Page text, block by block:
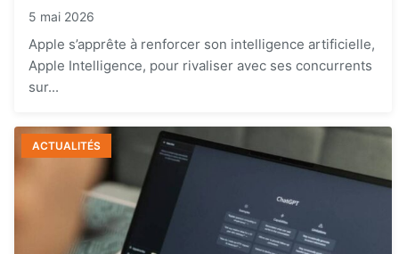
5 mai 2026
Apple s’apprête à renforcer son intelligence artificielle,
Apple Intelligence, pour rivaliser avec ses concurrents
sur...
ACTUALITÉS